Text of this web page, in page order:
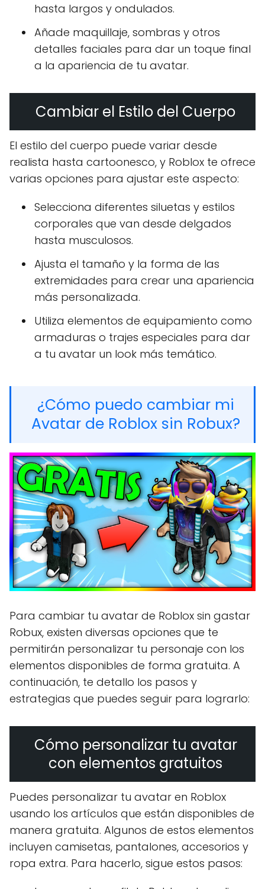
hasta largos y ondulados.
Añade maquillaje, sombras y otros
detalles faciales para dar un toque final
a la apariencia de tu avatar.
Cambiar el Estilo del Cuerpo
El estilo del cuerpo puede variar desde
realista hasta cartoonesco, y Roblox te ofrece
varias opciones para ajustar este aspecto:
Selecciona diferentes siluetas y estilos
corporales que van desde delgados
hasta musculosos.
Ajusta el tamaño y la forma de las
extremidades para crear una apariencia
más personalizada.
Utiliza elementos de equipamiento como
armaduras o trajes especiales para dar
a tu avatar un look más temático.
¿Cómo puedo cambiar mi
Avatar de Roblox sin Robux?
Para cambiar tu avatar de Roblox sin gastar
Robux, existen diversas opciones que te
permitirán personalizar tu personaje con los
elementos disponibles de forma gratuita. A
continuación, te detallo los pasos y
estrategias que puedes seguir para lograrlo:
Cómo personalizar tu avatar
con elementos gratuitos
Puedes personalizar tu avatar en Roblox
usando los artículos que están disponibles de
manera gratuita. Algunos de estos elementos
incluyen camisetas, pantalones, accesorios y
ropa extra. Para hacerlo, sigue estos pasos: